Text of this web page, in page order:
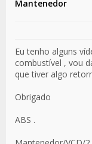
Mantenedor
Eu tenho alguns
combustível , vou
que tiver algo
Obrigado
ABS .